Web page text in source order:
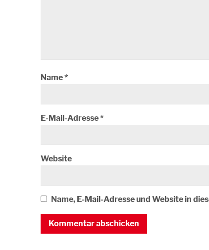
Name*
E-Mail-Adresse*
Website
Name, E-Mail-Adresse und Website in